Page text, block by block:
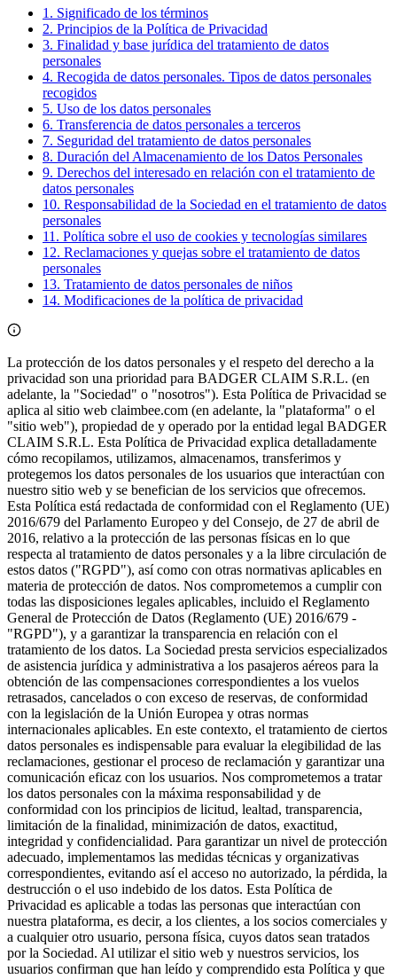
1. Significado de los términos
2. Principios de la Política de Privacidad
3. Finalidad y base jurídica del tratamiento de datos
personales
4. Recogida de datos personales. Tipos de datos personales
recogidos
5. Uso de los datos personales
6. Transferencia de datos personales a terceros
7. Seguridad del tratamiento de datos personales
8. Duración del Almacenamiento de los Datos Personales
9. Derechos del interesado en relación con el tratamiento de
datos personales
10. Responsabilidad de la Sociedad en el tratamiento de datos
personales
11. Política sobre el uso de cookies y tecnologías similares
12. Reclamaciones y quejas sobre el tratamiento de datos
personales
13. Tratamiento de datos personales de niños
14. Modificaciones de la política de privacidad
La protección de los datos personales y el respeto del derecho a la
privacidad son una prioridad para BADGER CLAIM S.R.L. (en
adelante, la "Sociedad" o "nosotros"). Esta Política de Privacidad se
aplica al sitio web claimbee.com (en adelante, la "plataforma" o el
"sitio web"), propiedad de y operado por la entidad legal BADGER
CLAIM S.R.L. Esta Política de Privacidad explica detalladamente
cómo recopilamos, utilizamos, almacenamos, transferimos y
protegemos los datos personales de los usuarios que interactúan con
nuestro sitio web y se benefician de los servicios que ofrecemos.
Esta Política está redactada de conformidad con el Reglamento (UE)
2016/679 del Parlamento Europeo y del Consejo, de 27 de abril de
2016, relativo a la protección de las personas físicas en lo que
respecta al tratamiento de datos personales y a la libre circulación de
estos datos ("RGPD"), así como con otras normativas aplicables en
materia de protección de datos. Nos comprometemos a cumplir con
todas las disposiciones legales aplicables, incluido el Reglamento
General de Protección de Datos (Reglamento (UE) 2016/679 -
"RGPD"), y a garantizar la transparencia en relación con el
tratamiento de los datos. La Sociedad presta servicios especializados
de asistencia jurídica y administrativa a los pasajeros aéreos para la
obtención de las compensaciones correspondientes a los vuelos
retrasados, cancelados o con exceso de reservas, de conformidad
con la legislación de la Unión Europea y otras normas
internacionales aplicables. En este contexto, el tratamiento de ciertos
datos personales es indispensable para evaluar la elegibilidad de las
reclamaciones, gestionar el proceso de reclamación y garantizar una
comunicación eficaz con los usuarios. Nos comprometemos a tratar
los datos personales con la máxima responsabilidad y de
conformidad con los principios de licitud, lealtad, transparencia,
limitación de la finalidad, minimización de datos, exactitud,
integridad y confidencialidad. Para garantizar un nivel de protección
adecuado, implementamos las medidas técnicas y organizativas
correspondientes, evitando así el acceso no autorizado, la pérdida, la
destrucción o el uso indebido de los datos. Esta Política de
Privacidad es aplicable a todas las personas que interactúan con
nuestra plataforma, es decir, a los clientes, a los socios comerciales y
a cualquier otro usuario, persona física, cuyos datos sean tratados
por la Sociedad. Al utilizar el sitio web y nuestros servicios, los
usuarios confirman que han leído y comprendido esta Política y que